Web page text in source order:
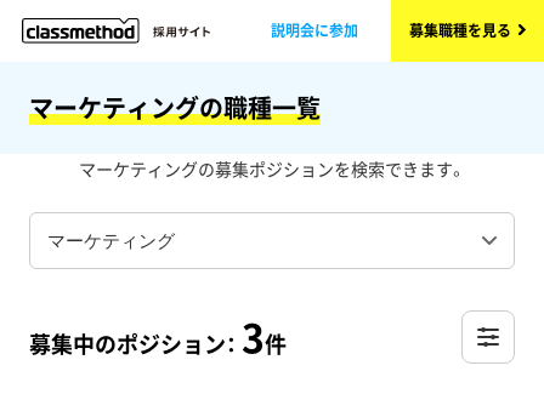
説明会に参加 募集職種を見る
マーケティングの職種一覧
マーケティングの募集ポジションを検索できます。
募集中のポジション： 3件